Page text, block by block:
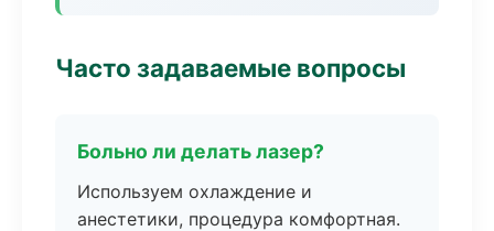
Часто задаваемые вопросы
Больно ли делать лазер?
Используем охлаждение и
анестетики, процедура комфортная.